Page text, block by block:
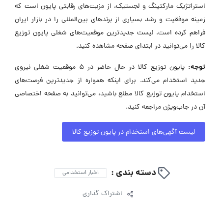
استراتژیک مارکتینگ و لجستیک، از مزیت‌های رقابتی پایون است که
زمینه موفقیت و رشد بسیاری از برندهای بین‌المللی را در بازار ایران
فراهم کرده است. لیست جدیدترین موقعیت‌های شغلی پایون توزیع
کالا را می‌توانید در ابتدای صفحه مشاهده کنید.
توجه:
پایون توزیع کالا در حال حاضر در ۵ موقعیت شغلی نیروی
جدید استخدام می‌کند. برای اینکه همواره از جدیدترین فرصت‌های
استخدام پایون توزیع کالا مطلع باشید، می‌توانید به صفحه اختصاصی
آن در جاب‌ویژن مراجعه کنید.
لیست آگهی‌های استخدام در پایون توزیع کالا
دسته بندی : اخبار استخدامی
اشتراک گذاری